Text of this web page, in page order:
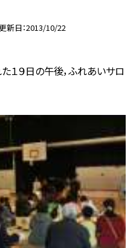
新日 2013/10/22
１９日の午後，ふれあいサロ